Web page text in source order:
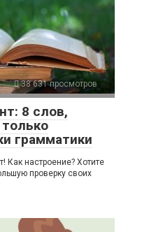
38 631 просмотров
8 слов,
грамматики
Как настроение? Хотите
проверку своих